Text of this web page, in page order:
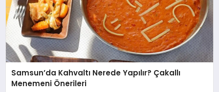
Samsun’da Kahvaltı Nerede Yapılır? Çakallı
Menemeni Önerileri